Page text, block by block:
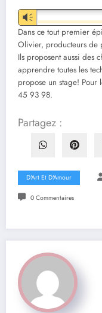
Vm
Dans ce tout premier
Olivier, producteurs de
Ils proposent aussi des
apprendre toutes les
propose un stage!
45 93 98.
Partagez :
D'Art Et D'Amour
0 Commentaires